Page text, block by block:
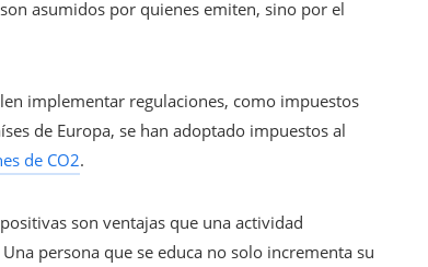
asumidos por quienes emiten, sino por el
implementar regulaciones, como impuestos
de Europa, se han adoptado impuestos al
de CO2.
son ventajas que una actividad
persona que se educa no solo incrementa su